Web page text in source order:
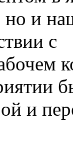
но и
с
и